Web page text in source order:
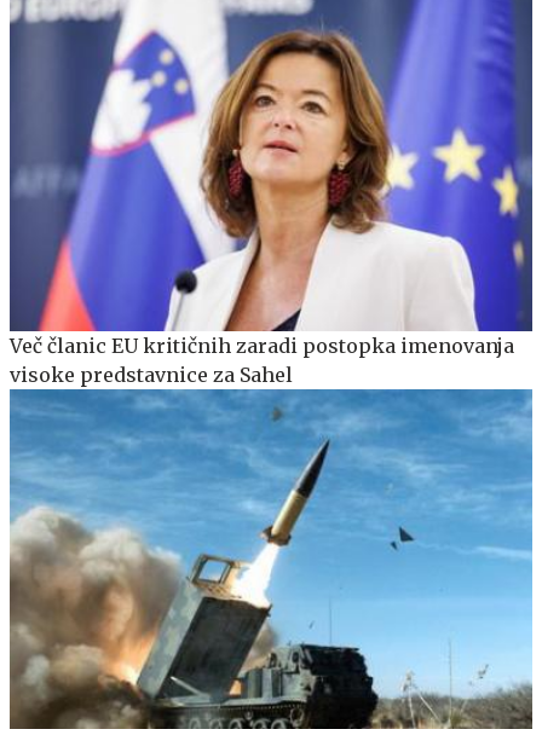
Več članic EU kritičnih zaradi postopka imenovanja
visoke predstavnice za Sahel